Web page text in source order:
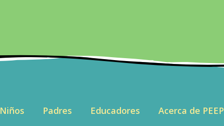
Niños Padres Educadores Acerca de PEEP